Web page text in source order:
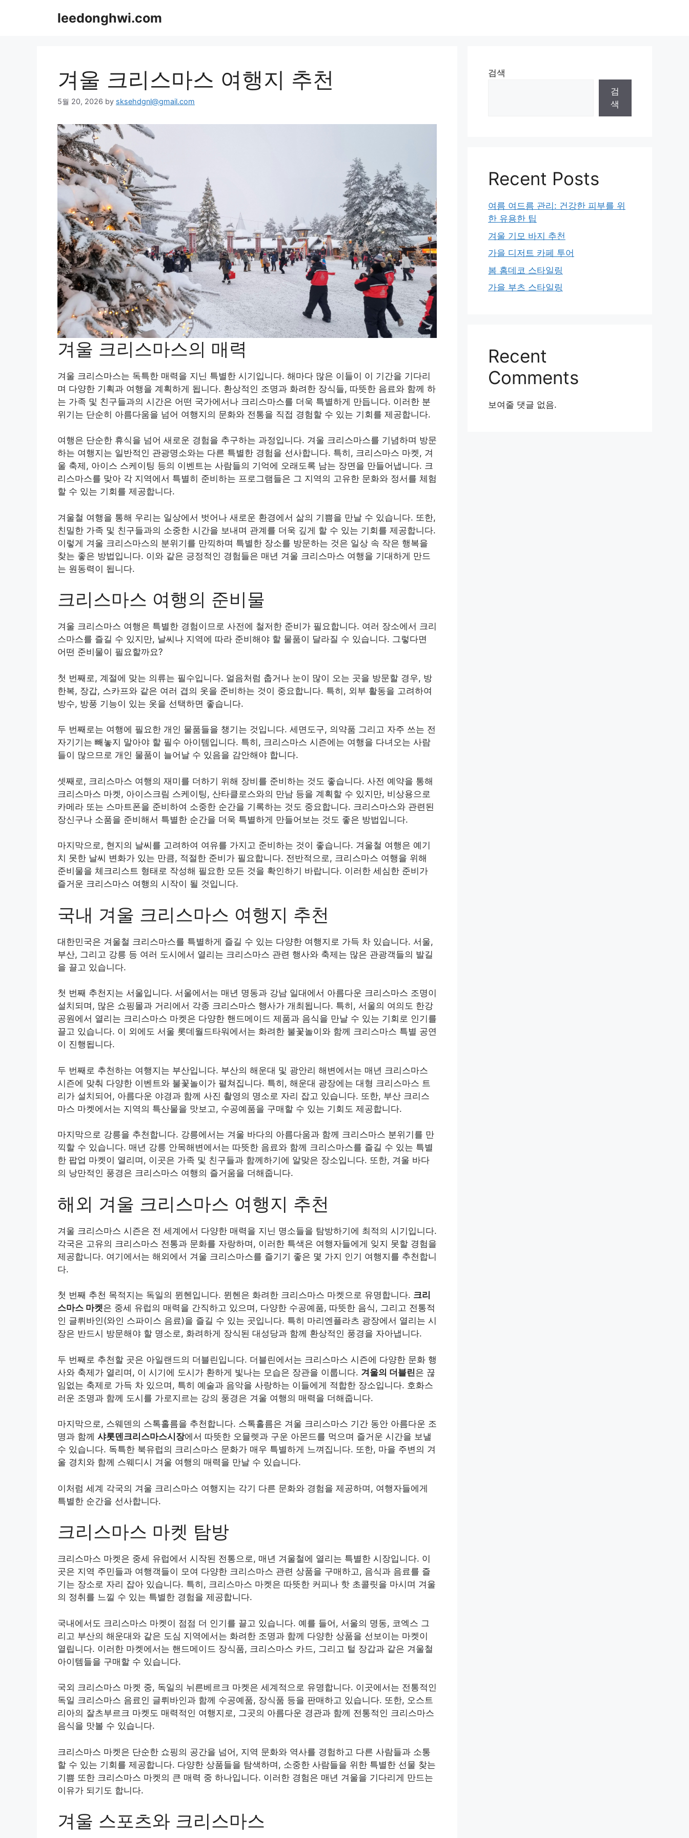
leedonghwi.com
겨울 크리스마스 여행지 추천
5월 20, 2026 by sksehdgnl@gmail.com
겨울 크리스마스의 매력
겨울 크리스마스는 독특한 매력을 지닌 특별한 시기입니다. 해마다 많은 이들이 이 기간을 기다리
며 다양한 기획과 여행을 계획하게 됩니다. 환상적인 조명과 화려한 장식들, 따뜻한 음료와 함께 하
는 가족 및 친구들과의 시간은 어떤 국가에서나 크리스마스를 더욱 특별하게 만듭니다. 이러한 분
위기는 단순히 아름다움을 넘어 여행지의 문화와 전통을 직접 경험할 수 있는 기회를 제공합니다.
여행은 단순한 휴식을 넘어 새로운 경험을 추구하는 과정입니다. 겨울 크리스마스를 기념하며 방문
하는 여행지는 일반적인 관광명소와는 다른 특별한 경험을 선사합니다. 특히, 크리스마스 마켓, 겨
울 축제, 아이스 스케이팅 등의 이벤트는 사람들의 기억에 오래도록 남는 장면을 만들어냅니다. 크
리스마스를 맞아 각 지역에서 특별히 준비하는 프로그램들은 그 지역의 고유한 문화와 정서를 체험
할 수 있는 기회를 제공합니다.
겨울철 여행을 통해 우리는 일상에서 벗어나 새로운 환경에서 삶의 기쁨을 만날 수 있습니다. 또한,
친밀한 가족 및 친구들과의 소중한 시간을 보내며 관계를 더욱 깊게 할 수 있는 기회를 제공합니다.
이렇게 겨울 크리스마스의 분위기를 만끽하며 특별한 장소를 방문하는 것은 일상 속 작은 행복을
찾는 좋은 방법입니다. 이와 같은 긍정적인 경험들은 매년 겨울 크리스마스 여행을 기대하게 만드
는 원동력이 됩니다.
크리스마스 여행의 준비물
겨울 크리스마스 여행은 특별한 경험이므로 사전에 철저한 준비가 필요합니다. 여러 장소에서 크리
스마스를 즐길 수 있지만, 날씨나 지역에 따라 준비해야 할 물품이 달라질 수 있습니다. 그렇다면
어떤 준비물이 필요할까요?
첫 번째로, 계절에 맞는 의류는 필수입니다. 얼음처럼 춥거나 눈이 많이 오는 곳을 방문할 경우, 방
한복, 장갑, 스카프와 같은 여러 겹의 옷을 준비하는 것이 중요합니다. 특히, 외부 활동을 고려하여
방수, 방풍 기능이 있는 옷을 선택하면 좋습니다.
두 번째로는 여행에 필요한 개인 물품들을 챙기는 것입니다. 세면도구, 의약품 그리고 자주 쓰는 전
자기기는 빼놓지 말아야 할 필수 아이템입니다. 특히, 크리스마스 시즌에는 여행을 다녀오는 사람
들이 많으므로 개인 물품이 늘어날 수 있음을 감안해야 합니다.
셋째로, 크리스마스 여행의 재미를 더하기 위해 장비를 준비하는 것도 좋습니다. 사전 예약을 통해
크리스마스 마켓, 아이스크림 스케이팅, 산타클로스와의 만남 등을 계획할 수 있지만, 비상용으로
카메라 또는 스마트폰을 준비하여 소중한 순간을 기록하는 것도 중요합니다. 크리스마스와 관련된
장신구나 소품을 준비해서 특별한 순간을 더욱 특별하게 만들어보는 것도 좋은 방법입니다.
마지막으로, 현지의 날씨를 고려하여 여유를 가지고 준비하는 것이 좋습니다. 겨울철 여행은 예기
치 못한 날씨 변화가 있는 만큼, 적절한 준비가 필요합니다. 전반적으로, 크리스마스 여행을 위해
준비물을 체크리스트 형태로 작성해 필요한 모든 것을 확인하기 바랍니다. 이러한 세심한 준비가
즐거운 크리스마스 여행의 시작이 될 것입니다.
국내 겨울 크리스마스 여행지 추천
대한민국은 겨울철 크리스마스를 특별하게 즐길 수 있는 다양한 여행지로 가득 차 있습니다. 서울,
부산, 그리고 강릉 등 여러 도시에서 열리는 크리스마스 관련 행사와 축제는 많은 관광객들의 발길
을 끌고 있습니다.
첫 번째 추천지는 서울입니다. 서울에서는 매년 명동과 강남 일대에서 아름다운 크리스마스 조명이
설치되며, 많은 쇼핑몰과 거리에서 각종 크리스마스 행사가 개최됩니다. 특히, 서울의 여의도 한강
공원에서 열리는 크리스마스 마켓은 다양한 핸드메이드 제품과 음식을 만날 수 있는 기회로 인기를
끌고 있습니다. 이 외에도 서울 롯데월드타워에서는 화려한 불꽃놀이와 함께 크리스마스 특별 공연
이 진행됩니다.
두 번째로 추천하는 여행지는 부산입니다. 부산의 해운대 및 광안리 해변에서는 매년 크리스마스
시즌에 맞춰 다양한 이벤트와 불꽃놀이가 펼쳐집니다. 특히, 해운대 광장에는 대형 크리스마스 트
리가 설치되어, 아름다운 야경과 함께 사진 촬영의 명소로 자리 잡고 있습니다. 또한, 부산 크리스
마스 마켓에서는 지역의 특산물을 맛보고, 수공예품을 구매할 수 있는 기회도 제공합니다.
마지막으로 강릉을 추천합니다. 강릉에서는 겨울 바다의 아름다움과 함께 크리스마스 분위기를 만
끽할 수 있습니다. 매년 강릉 안목해변에서는 따뜻한 음료와 함께 크리스마스를 즐길 수 있는 특별
한 팝업 마켓이 열리며, 이곳은 가족 및 친구들과 함께하기에 알맞은 장소입니다. 또한, 겨울 바다
의 낭만적인 풍경은 크리스마스 여행의 즐거움을 더해줍니다.
해외 겨울 크리스마스 여행지 추천
겨울 크리스마스 시즌은 전 세계에서 다양한 매력을 지닌 명소들을 탐방하기에 최적의 시기입니다.
각국은 고유의 크리스마스 전통과 문화를 자랑하며, 이러한 특색은 여행자들에게 잊지 못할 경험을
제공합니다. 여기에서는 해외에서 겨울 크리스마스를 즐기기 좋은 몇 가지 인기 여행지를 추천합니
다.
첫 번째 추천 목적지는 독일의 뮌헨입니다. 뮌헨은 화려한 크리스마스 마켓으로 유명합니다. 크리
스마스 마켓은 중세 유럽의 매력을 간직하고 있으며, 다양한 수공예품, 따뜻한 음식, 그리고 전통적
인 글뤼바인(와인 스파이스 음료)을 즐길 수 있는 곳입니다. 특히 마리엔플라츠 광장에서 열리는 시
장은 반드시 방문해야 할 명소로, 화려하게 장식된 대성당과 함께 환상적인 풍경을 자아냅니다.
두 번째로 추천할 곳은 아일랜드의 더블린입니다. 더블린에서는 크리스마스 시즌에 다양한 문화 행
사와 축제가 열리며, 이 시기에 도시가 환하게 빛나는 모습은 장관을 이룹니다. 겨울의 더블린은 끊
임없는 축제로 가득 차 있으며, 특히 예술과 음악을 사랑하는 이들에게 적합한 장소입니다. 호화스
러운 조명과 함께 도시를 가로지르는 강의 풍경은 겨울 여행의 매력을 더해줍니다.
마지막으로, 스웨덴의 스톡홀름을 추천합니다. 스톡홀름은 겨울 크리스마스 기간 동안 아름다운 조
명과 함께 샤롯덴크리스마스시장에서 따뜻한 오믈렛과 구운 아몬드를 먹으며 즐거운 시간을 보낼
수 있습니다. 독특한 북유럽의 크리스마스 문화가 매우 특별하게 느껴집니다. 또한, 마을 주변의 겨
울 경치와 함께 스웨디시 겨울 여행의 매력을 만날 수 있습니다.
이처럼 세계 각국의 겨울 크리스마스 여행지는 각기 다른 문화와 경험을 제공하며, 여행자들에게
특별한 순간을 선사합니다.
크리스마스 마켓 탐방
크리스마스 마켓은 중세 유럽에서 시작된 전통으로, 매년 겨울철에 열리는 특별한 시장입니다. 이
곳은 지역 주민들과 여행객들이 모여 다양한 크리스마스 관련 상품을 구매하고, 음식과 음료를 즐
기는 장소로 자리 잡아 있습니다. 특히, 크리스마스 마켓은 따뜻한 커피나 핫 초콜릿을 마시며 겨울
의 정취를 느낄 수 있는 특별한 경험을 제공합니다.
국내에서도 크리스마스 마켓이 점점 더 인기를 끌고 있습니다. 예를 들어, 서울의 명동, 코엑스 그
리고 부산의 해운대와 같은 도심 지역에서는 화려한 조명과 함께 다양한 상품을 선보이는 마켓이
열립니다. 이러한 마켓에서는 핸드메이드 장식품, 크리스마스 카드, 그리고 털 장갑과 같은 겨울철
아이템들을 구매할 수 있습니다.
국외 크리스마스 마켓 중, 독일의 뉘른베르크 마켓은 세계적으로 유명합니다. 이곳에서는 전통적인
독일 크리스마스 음료인 글뤼바인과 함께 수공예품, 장식품 등을 판매하고 있습니다. 또한, 오스트
리아의 잘츠부르크 마켓도 매력적인 여행지로, 그곳의 아름다운 경관과 함께 전통적인 크리스마스
음식을 맛볼 수 있습니다.
크리스마스 마켓은 단순한 쇼핑의 공간을 넘어, 지역 문화와 역사를 경험하고 다른 사람들과 소통
할 수 있는 기회를 제공합니다. 다양한 상품들을 탐색하며, 소중한 사람들을 위한 특별한 선물 찾는
기쁨 또한 크리스마스 마켓의 큰 매력 중 하나입니다. 이러한 경험은 매년 겨울을 기다리게 만드는
이유가 되기도 합니다.
겨울 스포츠와 크리스마스
검색
검
색
Recent Posts
여름 여드름 관리: 건강한 피부를 위
한 유용한 팁
겨울 기모 바지 추천
가을 디저트 카페 투어
봄 홈데코 스타일링
가을 부츠 스타일링
Recent
Comments
보여줄 댓글 없음.